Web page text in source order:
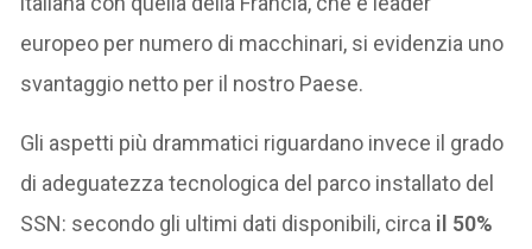
europeo per numero di macchinari, si evidenzia uno
svantaggio netto per il nostro Paese.
Gli aspetti più drammatici riguardano invece il grado
di adeguatezza tecnologica del parco installato del
SSN: secondo gli ultimi dati disponibili, circa il 50%